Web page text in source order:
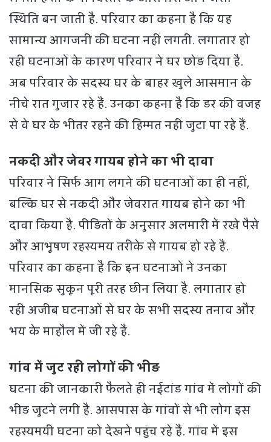
स्थिति बन जाती है. परिवार का कहना है कि यह
सामान्य आगजनी की घटना नहीं लगती. लगातार हो
रही घटनाओं के कारण परिवार ने घर छोड़ दिया है.
अब परिवार के सदस्य घर के बाहर खुले आसमान के
नीचे रात गुजार रहे हैं. उनका कहना है कि डर की वजह
से वे घर के भीतर रहने की हिम्मत नहीं जुटा पा रहे हैं.
नकदी और जेवर गायब होने का भी दावा
परिवार ने सिर्फ आग लगने की घटनाओं का ही नहीं,
बल्कि घर से नकदी और जेवरात गायब होने का भी
दावा किया है. पीड़ितों के अनुसार अलमारी में रखे पैसे
और आभूषण रहस्यमय तरीके से गायब हो रहे हैं.
परिवार का कहना है कि इन घटनाओं ने उनका
मानसिक सुकून पूरी तरह छीन लिया है. लगातार हो
रही अजीब घटनाओं से घर के सभी सदस्य तनाव और
भय के माहौल में जी रहे हैं.
गांव में जुट रही लोगों की भीड़
घटना की जानकारी फैलते ही नईटांड गांव में लोगों की
भीड़ जुटने लगी है. आसपास के गांवों से भी लोग इस
रहस्यमयी घटना को देखने पहुंच रहे हैं. गांव में इस